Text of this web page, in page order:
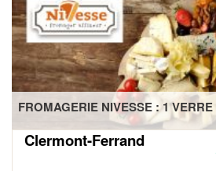
FROMAGERIE NIVESSE : 1
Clermont-Ferrand